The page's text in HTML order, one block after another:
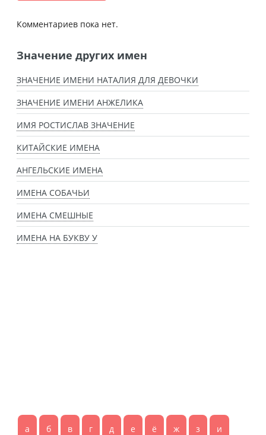
Комментариев пока нет.
Значение других имен
ЗНАЧЕНИЕ ИМЕНИ НАТАЛИЯ ДЛЯ ДЕВОЧКИ
ЗНАЧЕНИЕ ИМЕНИ АНЖЕЛИКА
ИМЯ РОСТИСЛАВ ЗНАЧЕНИЕ
КИТАЙСКИЕ ИМЕНА
АНГЕЛЬСКИЕ ИМЕНА
ИМЕНА СОБАЧЬИ
ИМЕНА СМЕШНЫЕ
ИМЕНА НА БУКВУ У
а б в г д е ё ж з и